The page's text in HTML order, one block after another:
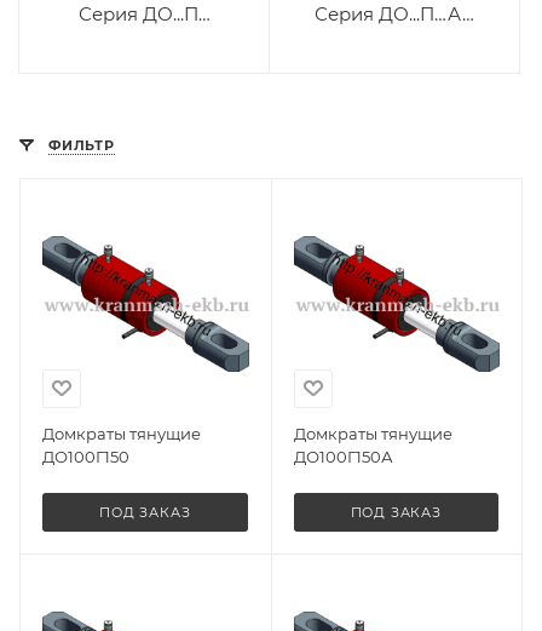
Серия ДО...П… Серия ДО...П…А…
ФИЛЬТР
Домкраты тянущие
ДО100Г150
ПОД ЗАКАЗ
Домкраты тянущие
ДО100Г150А
ПОД ЗАКАЗ